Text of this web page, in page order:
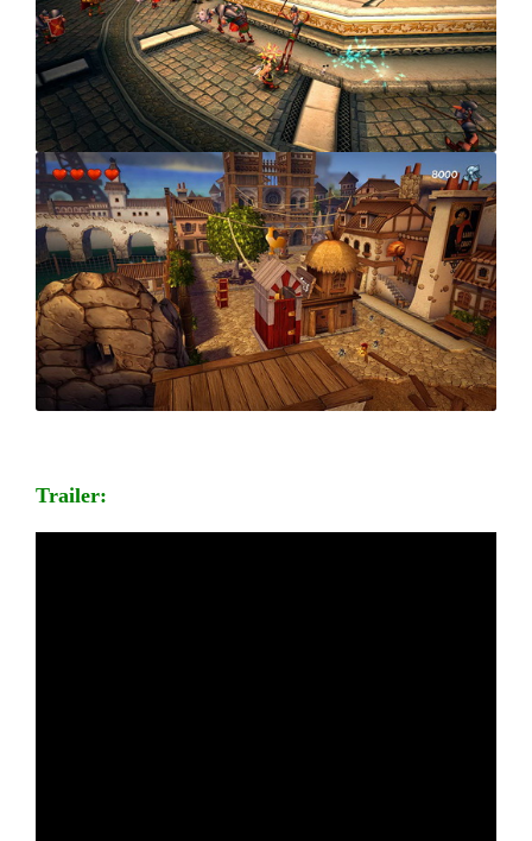
Trailer: